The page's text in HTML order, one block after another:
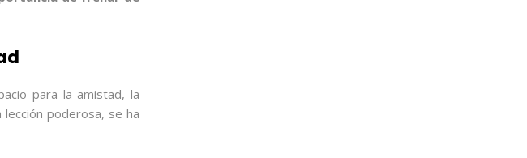
para la amistad, la
poderosa, se ha